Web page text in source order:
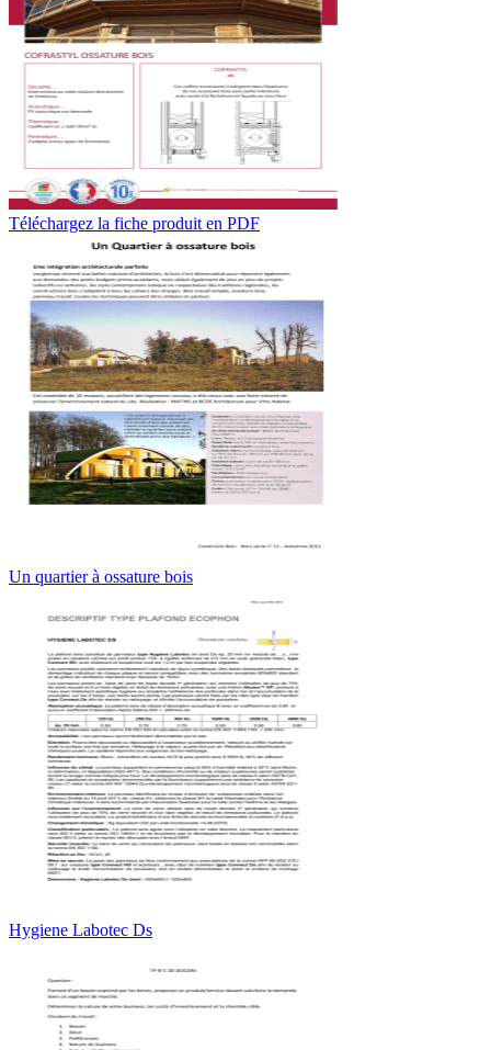
Téléchargez la fiche produit en PDF
Un quartier à ossature bois
Hygiene Labotec Ds